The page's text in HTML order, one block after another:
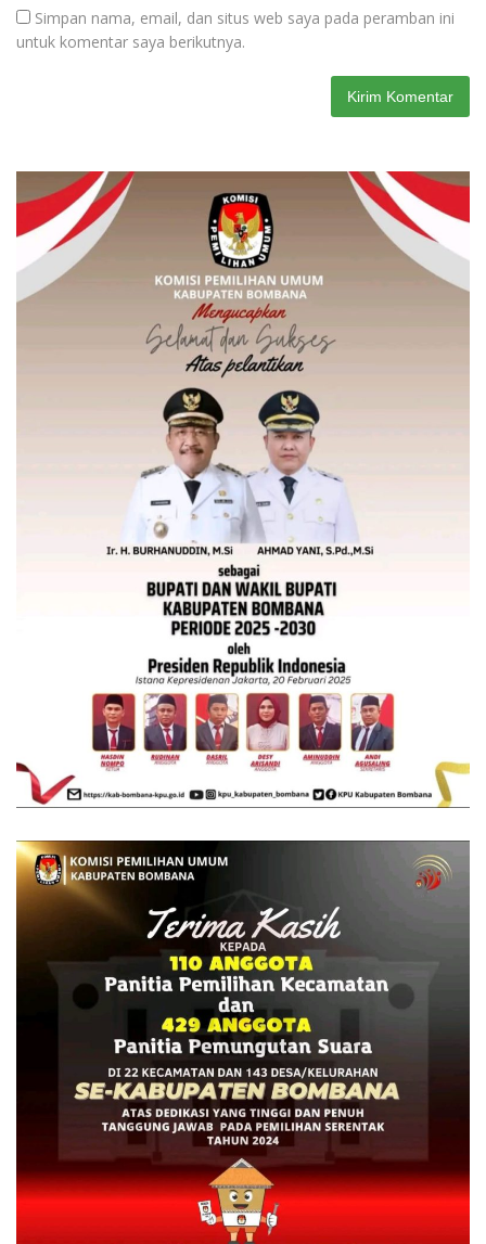
Simpan nama, email, dan situs web saya pada peramban ini
untuk komentar saya berikutnya.